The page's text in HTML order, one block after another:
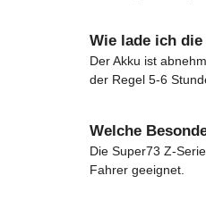
Wie lade ich
Der Akku ist
der Regel 5-6
Welche
Die Super73 Z-
Fahrer geeignet.